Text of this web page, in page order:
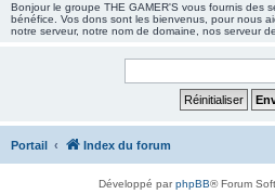
Bonjour le groupe THE GAMER'S vous fournis des
bénéfice. Vos dons sont les bienvenus, pour nous
notre serveur, notre nom de domaine, nos serveur
Portail Index du forum
Développé parphpBB® Forum